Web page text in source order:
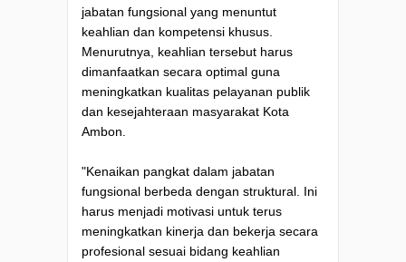
jabatan fungsional yang menuntut
keahlian dan kompetensi khusus.
Menurutnya, keahlian tersebut harus
dimanfaatkan secara optimal guna
meningkatkan kualitas pelayanan publik
dan kesejahteraan masyarakat Kota
Ambon.
"Kenaikan pangkat dalam jabatan
fungsional berbeda dengan struktural. Ini
harus menjadi motivasi untuk terus
meningkatkan kinerja dan bekerja secara
profesional sesuai bidang keahlian